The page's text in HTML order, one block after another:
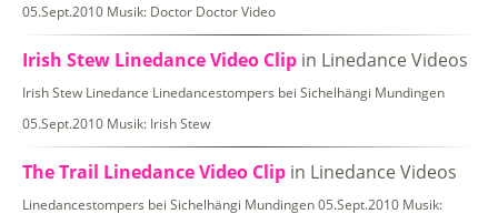
05.Sept.2010 Musik: Doctor Doctor Video
Irish Stew Linedance Video Clip in Linedance Videos
Irish Stew Linedance Linedancestompers bei Sichelhängi Mundingen
05.Sept.2010 Musik: Irish Stew
The Trail Linedance Video Clip in Linedance Videos
Linedancestompers bei Sichelhängi Mundingen 05.Sept.2010 Musik: